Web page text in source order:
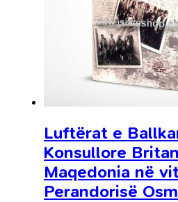
Luftërat e
Konsullore
Maqedonia në
Perandorisë